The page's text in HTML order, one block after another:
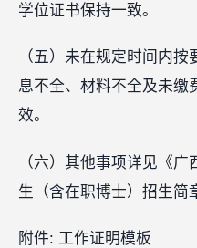
学位证书保持一致。
（五）未在规定时间内
息不全、材料不全及未缴
效。
（六）其他事项详见《
生（含在职博士）招生简
附件: 工作证明模板